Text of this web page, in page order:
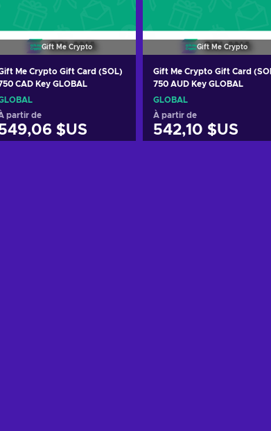
Gift Me Crypto
Me Crypto Gift Card (SOL)
CAD Key GLOBAL
partir de
$US
Gift Me Crypto
Gift Me Crypto Gift Card
750 AUD Key GLOBAL
GLOBAL
À partir de
542,10 $US